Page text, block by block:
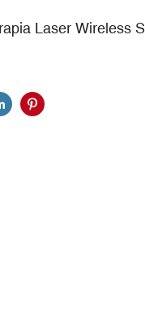
Laser Wireless